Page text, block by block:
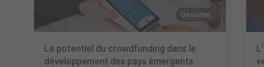
Gesloten
Le potentiel du crowdfunding dans le
développement des pays émergents